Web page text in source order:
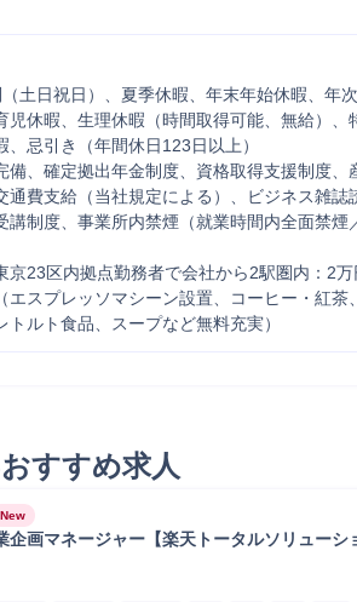
土日祝日）、夏季休暇、年末年始休暇、年
児休暇、生理休暇（時間取得可能、無給）、
、忌引き（年間休日123日以上）
、確定拠出年金制度、資格取得支援制度、
通費支給（当社規定による）、ビジネス雑誌
講制度、事業所内禁煙（就業時間内全面禁煙
23区内拠点勤務者で会社から2駅圏内：2万
エスプレッソマシーン設置、コーヒー・紅茶
トルト食品、スープなど無料充実）
すすめ求人
New
企画マネージャー【楽天トータルソリュー